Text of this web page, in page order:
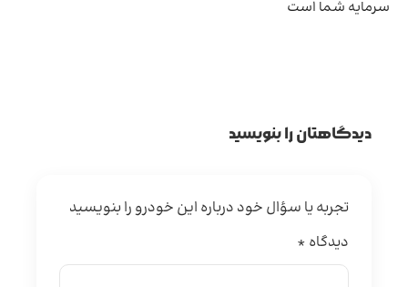
سرمایه شما است
دیدگاهتان را بنویسید
تجربه یا سؤال خود درباره این خودرو را بنویسید
دیدگاه *